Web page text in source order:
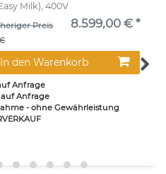
Milk), 400V
Preis
8.599,00 € *
In den Warenkorb
Anfrage
Anfrage
- ohne Gewährleistung